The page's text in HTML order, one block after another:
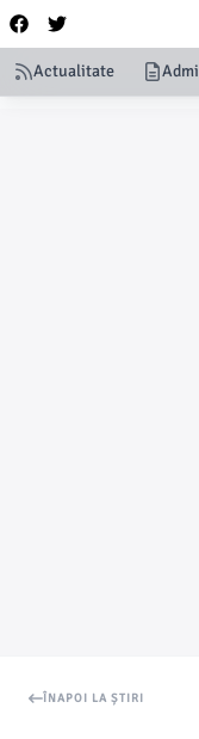
Actualitate
ÎNAPOI LA ȘTIRI